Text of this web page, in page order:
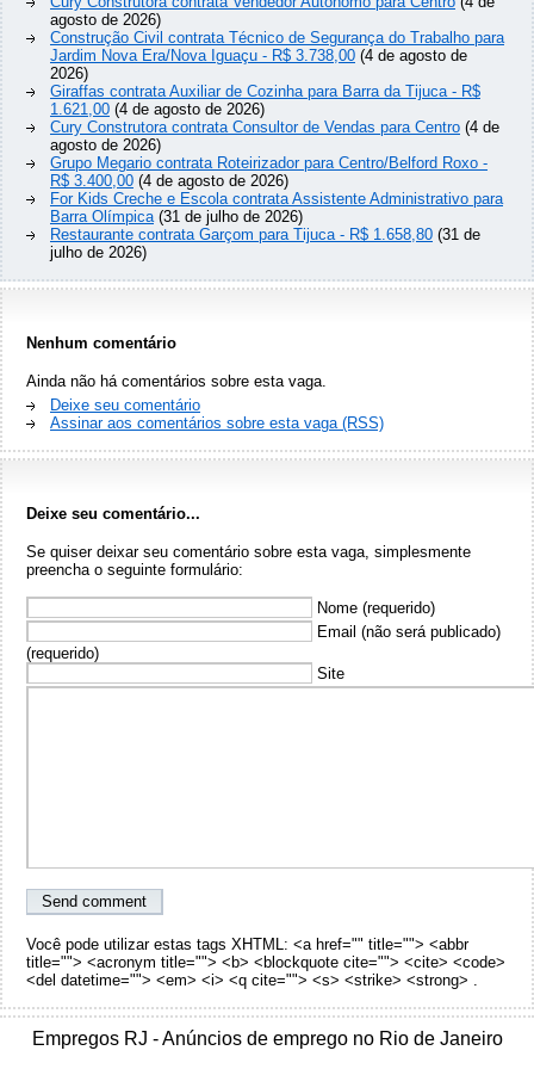
agosto de 2026)
Construção Civil contrata Técnico de Segurança do Trabalho para
Jardim Nova Era/Nova Iguaçu - R$ 3.738,00 (4 de agosto de
2026)
Giraffas contrata Auxiliar de Cozinha para Barra da Tijuca - R$
1.621,00 (4 de agosto de 2026)
Cury Construtora contrata Consultor de Vendas para Centro (4 de
agosto de 2026)
Grupo Megario contrata Roteirizador para Centro/Belford Roxo -
R$ 3.400,00 (4 de agosto de 2026)
For Kids Creche e Escola contrata Assistente Administrativo para
Barra Olímpica(31 de julho de 2026)
Restaurante contrata Garçom para Tijuca - R$ 1.658,80 (31 de
julho de 2026)
Nenhum comentário
Ainda não há comentários sobre esta vaga.
Deixe seu comentário
Assinar aos comentários sobre esta vaga (RSS)
Deixe seu comentário...
Se quiser deixar seu comentário sobre esta vaga, simplesmente
preencha o seguinte formulário:
Nome (requerido)
Email (não será publicado)
(requerido)
Site
Você pode utilizar estas tags XHTML: <a href="" title=""> <abbr
title=""> <acronym title=""> <b> <blockquote cite=""> <cite> <code>
<del datetime=""> <em> <i> <q cite=""> <s> <strike> <strong> .
Empregos RJ - Anúncios de emprego no Rio de Janeiro